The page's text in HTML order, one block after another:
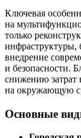
Ключевая
на
только
инфраструктуры,
внедрение
и безопасности.
снижению затрат
на окружающую
Основные